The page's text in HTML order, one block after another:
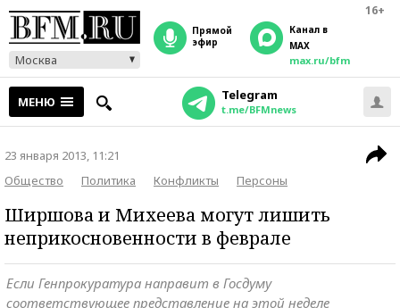
16+
Москва
прямой
эфир
Канал в
MAX
max.ru/bfm
МЕНЮ Telegram
t.me/BFMnews
23 января 2013, 11:21
Общество
Политика Конфликты Персоны
Ширшова и Михеева могут лишить
неприкосновенности в феврале
Если Генпрокуратура направит в Госдуму
соответствующее представление на этой неделе